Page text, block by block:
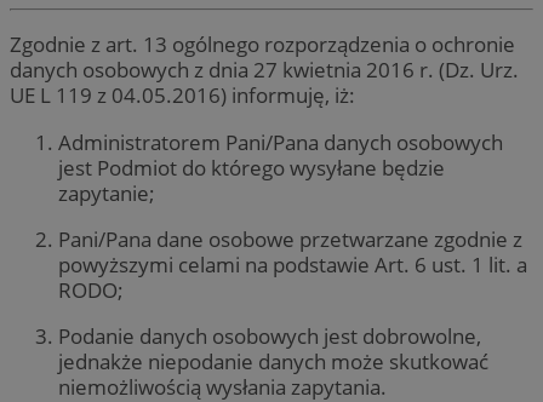
Zgodnie z art. 13 ogólnego rozporządzenia o ochronie
danych osobowych z dnia 27 kwietnia 2016 r. (Dz. Urz.
UE L 119 z 04.05.2016) informuję, iż:
Administratorem Pani/Pana danych osobowych
jest Podmiot do którego wysyłane będzie
zapytanie;
Pani/Pana dane osobowe przetwarzane zgodnie z
powyższymi celami na podstawie Art. 6 ust. 1 lit. a
RODO;
Podanie danych osobowych jest dobrowolne,
jednakże niepodanie danych może skutkować
niemożliwością wysłania zapytania.